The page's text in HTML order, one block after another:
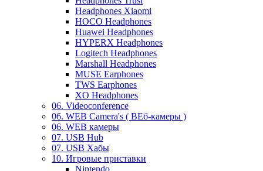
Headphones Xiaomi
HOCO Headphones
Huawei Headphones
HYPERX Headphones
Logitech Headphones
Marshall Headphones
MUSE Earphones
TWS Earphones
XO Headphones
06. Videoconference
06. WEB Camera's ( ВЕб-камеры )
06. WEB камеры
07. USB Hub
07. USB Хабы
10. Игровые приставки
Nintendo